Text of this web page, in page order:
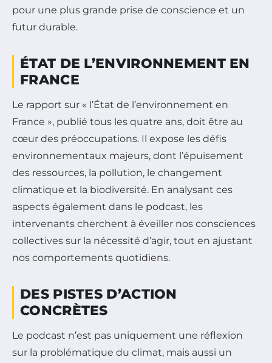
pour une plus grande prise de conscience et un
futur durable.
ÉTAT DE L’ENVIRONNEMENT EN
FRANCE
Le rapport sur « l’État de l’environnement en
France », publié tous les quatre ans, doit être au
cœur des préoccupations. Il expose les défis
environnementaux majeurs, dont l’épuisement
des ressources, la pollution, le changement
climatique et la biodiversité. En analysant ces
aspects également dans le podcast, les
intervenants cherchent à éveiller nos consciences
collectives sur la nécessité d’agir, tout en ajustant
nos comportements quotidiens.
DES PISTES D’ACTION
CONCRÈTES
Le podcast n’est pas uniquement une réflexion
sur la problématique du climat, mais aussi un